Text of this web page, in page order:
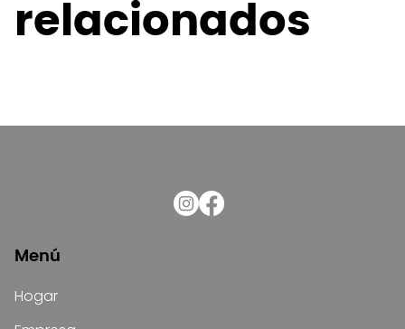
relacionados
Menú
Hogar